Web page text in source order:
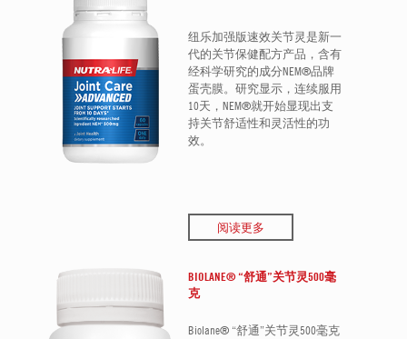
纽乐加强版速效关节灵是新一
代的关节保健配方产品，含有
经科学研究的成分NEM®品牌
蛋壳膜。研究显示，连续服用
10天，NEM®就开始显现出支
持关节舒适性和灵活性的功
效。
阅读更多
BIOLANE® “舒通”关节灵500毫
克
Biolane® “舒通”关节灵500毫克